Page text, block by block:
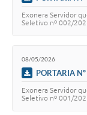
Exonera Servidor
Seletivo nº 002/
08/05/2026
PORTARIA
Exonera Servidor
Seletivo nº 001/